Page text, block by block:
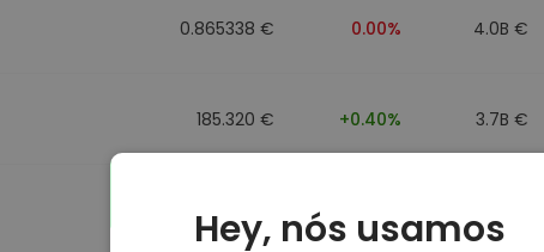
0.865338 € 0.00% 4.0B €
185.320 € +0.40% 3.7B €
Hey, nós usamos